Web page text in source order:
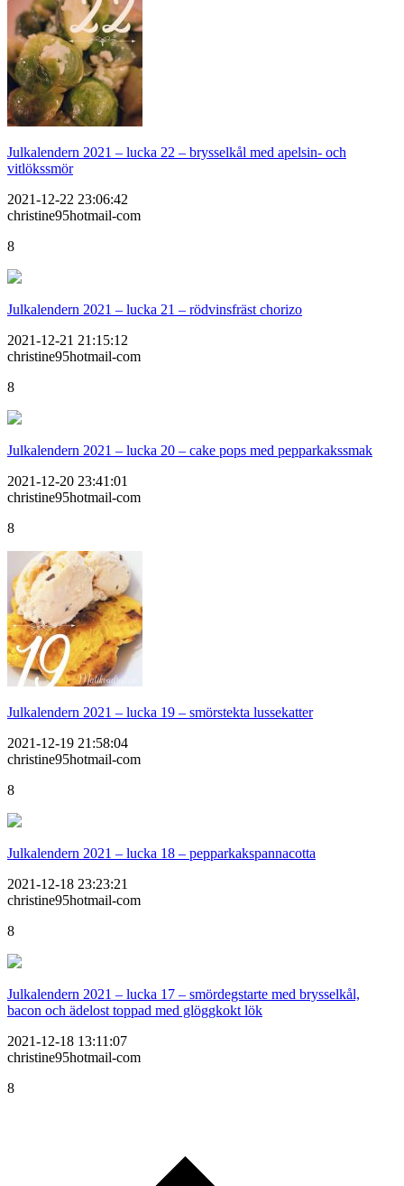
Julkalendern 2021 – lucka 22 – brysselkål med apelsin- och
vitlökssmör
2021-12-22 23:06:42
christine95hotmail-com
8
Julkalendern 2021 – lucka 21 – rödvinsfräst chorizo
2021-12-21 21:15:12
christine95hotmail-com
8
Julkalendern 2021 – lucka 20 – cake pops med pepparkakssmak
2021-12-20 23:41:01
christine95hotmail-com
8
Julkalendern 2021 – lucka 19 – smörstekta lussekatter
2021-12-19 21:58:04
christine95hotmail-com
8
Julkalendern 2021 – lucka 18 – pepparkakspannacotta
2021-12-18 23:23:21
christine95hotmail-com
8
Julkalendern 2021 – lucka 17 – smördegstarte med brysselkål,
bacon och ädelost toppad med glöggkokt lök
2021-12-18 13:11:07
christine95hotmail-com
8